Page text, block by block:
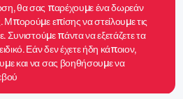
θα σας παρέχουμε ένα δωρεάν
επίσης να στείλουμε τις
Συνιστούμε πάντα να εξετάζετε τα
Εάν δεν έχετε ήδη κάποιον,
και να σας βοηθήσουμε να